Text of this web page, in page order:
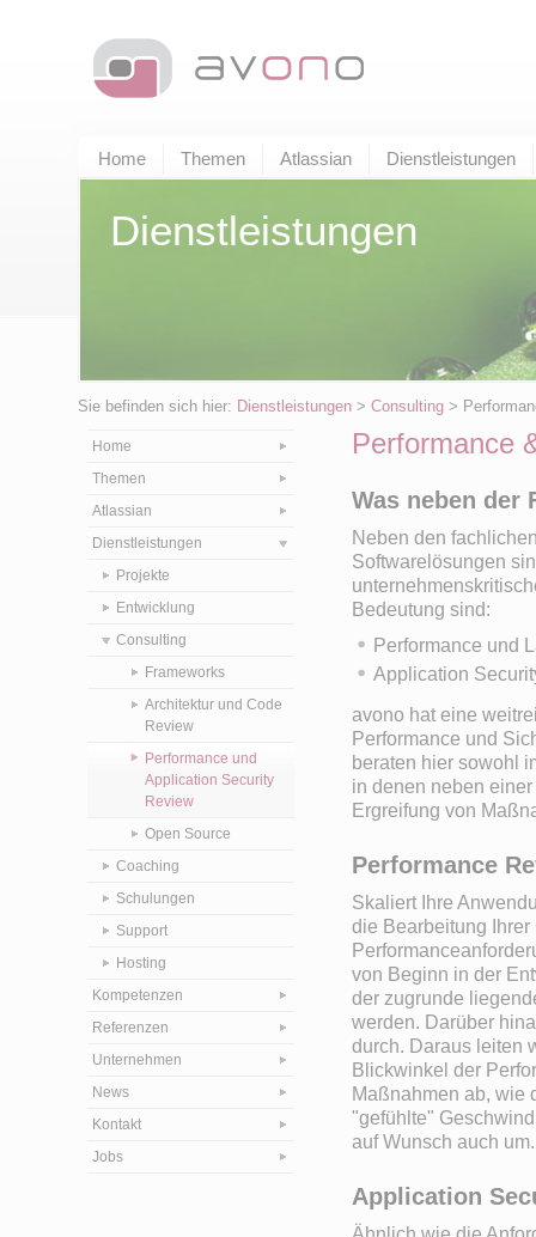
Home Themen Atlassian Dienstleistungen
Dienstleistungen
Sie befinden sich hier: Dienstleistungen > Consulting >
Home
Themen
Atlassian
Dienstleistungen
Projekte
Entwicklung
Consulting
Frameworks
Architektur und Code
Review
Performance und
Application Security
Review
Open Source
Coaching
Schulungen
Support
Hosting
Kompetenzen
Referenzen
Unternehmen
News
Kontakt
Jobs
Performance
Was neben
Neben den
Softwarelösungen
Bedeutung sind:
Performance und
Application
avono hat eine
Performance und
beraten hier sowohl
in denen neben
Ergreifung von
Performance
Skaliert Ihre
die Bearbeitung
von Beginn in der
der zugrunde
werden. Darüber
durch. Daraus leiten
Blickwinkel der
Maßnahmen ab, wie
"gefühlte"
auf Wunsch auch um.
Application